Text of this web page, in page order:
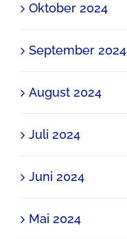
Oktober 2024
September 2024
August 2024
Juli 2024
Juni 2024
Mai 2024